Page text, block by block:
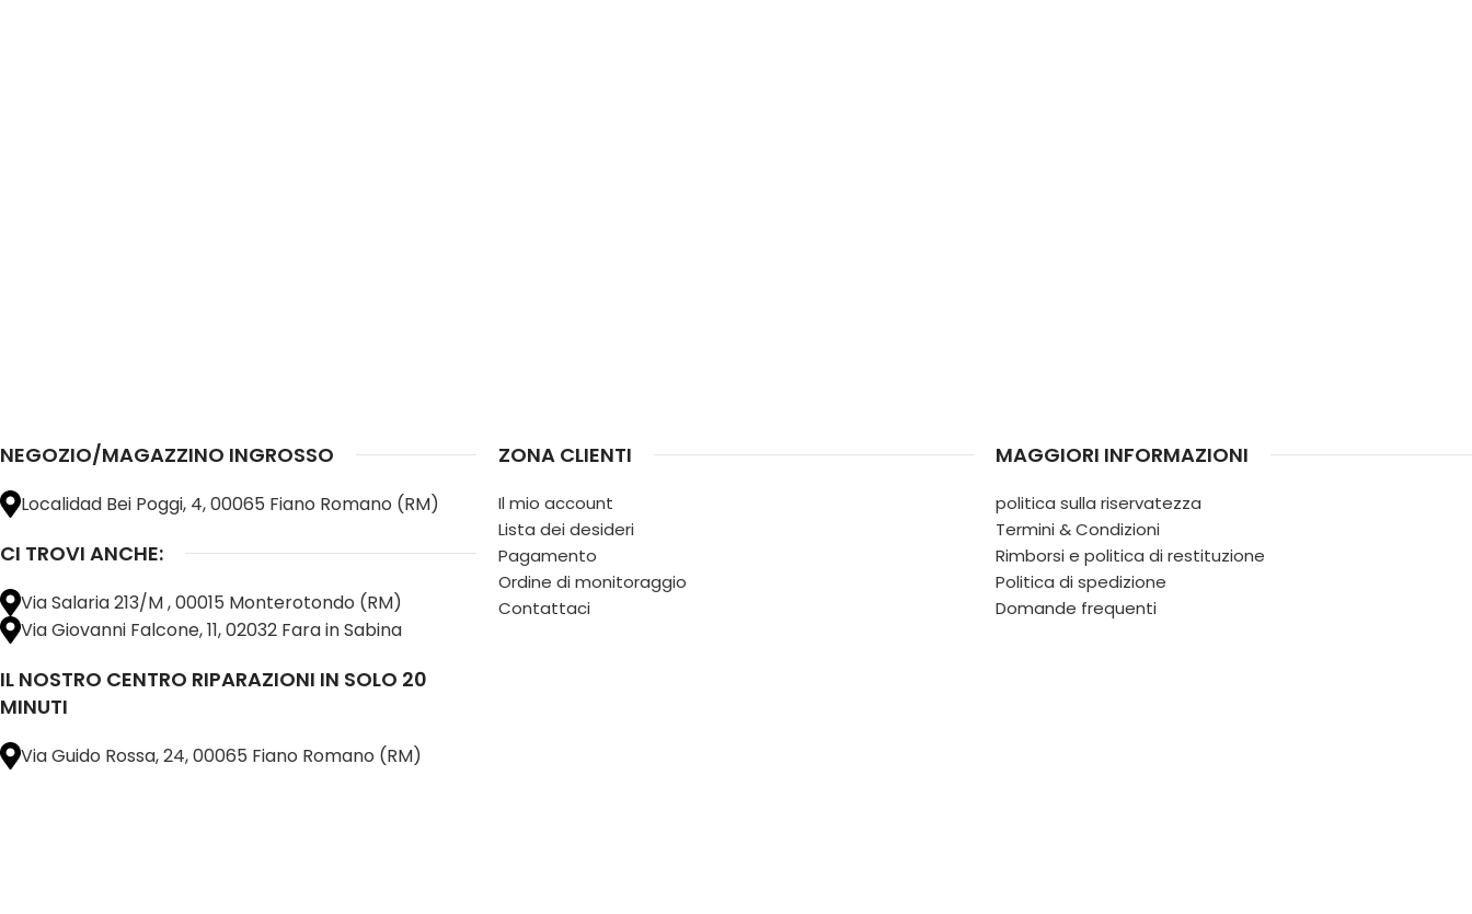
NEGOZIO/MAGAZZINO INGROSSO
Localidad Bei Poggi, 4, 00065 Fiano Romano (RM)
CI TROVI ANCHE:
Via Salaria 213/M , 00015 Monterotondo (RM)
Via Giovanni Falcone, 11, 02032 Fara in Sabina
IL NOSTRO CENTRO RIPARAZIONI IN SOLO 20
MINUTI
Via Guido Rossa, 24, 00065 Fiano Romano (RM)
ZONA CLIENTI
Il mio account
Lista dei desideri
Pagamento
Ordine di monitoraggio
Contattaci
MAGGIORI INFORMAZIONI
politica sulla riservatezza
Termini & Condizioni
Rimborsi e politica di restituzione
Politica di spedizione
Domande frequenti